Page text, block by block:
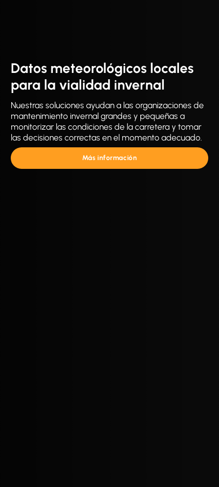
Datos meteorológicos locales
para la vialidad invernal
Nuestras soluciones ayudan a las organizaciones de
mantenimiento invernal grandes y pequeñas a
monitorizar las condiciones de la carretera y tomar
las decisiones correctas en el momento adecuado.
Más información